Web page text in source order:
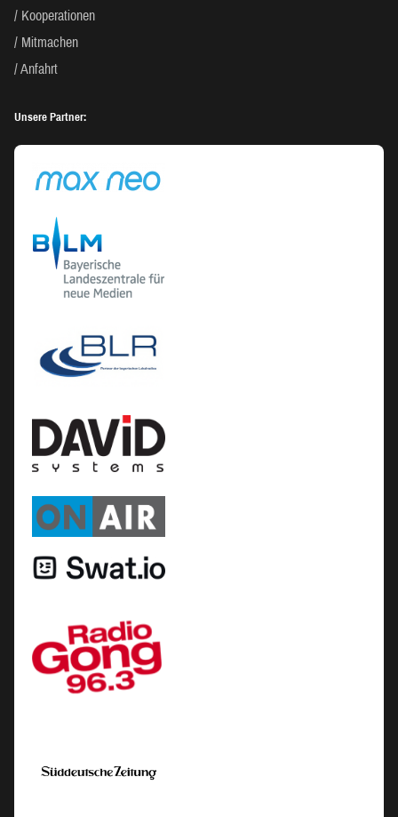
Kooperationen
Mitmachen
Anfahrt
Unsere Partner: